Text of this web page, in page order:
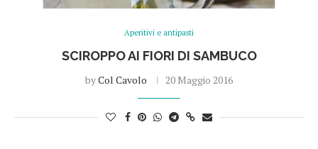
Aperitivi e antipasti
SCIROPPO AI FIORI DI SAMBUCO
byCol Cavolo 20 Maggio 2016